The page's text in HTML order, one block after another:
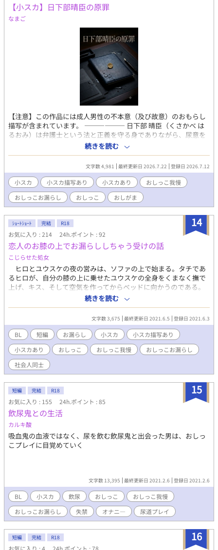
【小スカ】日下部晴臣の原罪
なまご
【注意】この作品には成人男性の不本意（及び故意）のおもらし
描写が含まれています。 ―――――― 日下部 晴臣（くさかべ は
るおみ）は弁護士という法と正義を守る身でありながら、尿意を
故意に我慢するという異常な性癖から抜け出せずにいる。 ある
日、いつものように尿意を堪えたまま乗り込んだ電車が緊急停止
してしまい……。 ―――――― ※ この作品は、連載形式で少し
ずつ執筆していきます。 通常、私の作品において完成したものを
1作品としてあげていますが、今回は書いたエピソードを小出しに
していきたいと思っています（連載のような感じです）。 初めて
の試みですがお楽しみいただけると幸いです…。 全て完成した
ら、一本の小説として整えてから短編集に再掲載いたします。
続きを読む
文字数 4,981 最終更新日 2026.7.22 登録日 2026.7.12
小スカ 小スカ描写あり 小スカあり
おしっこ我慢
おしっこお漏らし
おしっこ おしがま
14
ｼｮｰﾄｼｮｰﾄ 完結 R18
お気に入り : 214 24h.ポイント : 92
恋人のお膝の上でお漏らししちゃう受けの話
こじらせた処女
ヒロとユウスケの夜の営みは、ソファの上で始まる。タチであ
るヒロが、自分の膝の上に乗せたユウスケの全身をくまなく撫で
上げ、キス、そして空気を作ってからベッドに向かうのである。
今日も今日とて前戯を行っていたが、ヒロはトイレを済ませてお
くことを忘れてしまう。敏感な体ではいつもは我慢できる貯水量
でも、切迫感が変わる。行きたいというべきなのだが、タイミン
グを逃してなかなか言い出せず…？
続きを読む
文字数 3,675 最終更新日 2021.6.5 登録日 2021.6.3
BL 短編 お漏らし 小スカ
小スカ描写あり
小スカあり
おしっこ おしっこ我慢
おしっこお漏らし
社会人同士
15
短編 完結 R18
お気に入り : 155 24h.ポイント : 85
飲尿鬼との生活
カルキ酸
吸血鬼の血液ではなく、尿を飲む飲尿鬼と出会った男は、おしっ
こプレイに目覚めていく
文字数 13,395 最終更新日 2021.2.6 登録日 2021.2.6
BL 小スカ 飲尿 おしっこ
おしっこ我慢
おしっこお漏らし
失禁 オナニ― 尿道プレイ
16
短編 完結 R18
お気に入り : 4 24h.ポイント : 78